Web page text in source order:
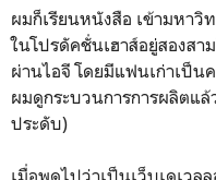
ผมก็เรียนหนังสือ เข้ามหาวิ
ในโปรดัคชั่นเฮาส์อยู่สองสา
ผ่านไอจี โดยมีแฟนเก่าเป็
ผมดูกระบวนการการผลิตแล้
ประดับ)
เมื่อพูดไปว่าเป็นเว็บเดเว